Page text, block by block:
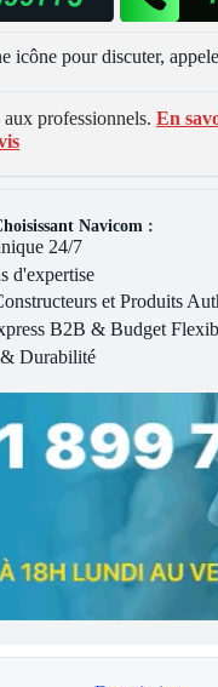
icône pour discuter,
aux professionnels. En
Navicom :
24/7
d'expertise
et Produits
B2B & Budget
Durabilité